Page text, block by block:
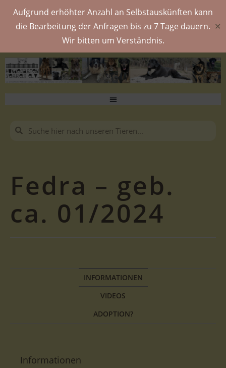
Aufgrund erhöhter Anzahl an Selbstauskünften kann
die Bearbeitung der Anfragen bis zu 7 Tage dauern.
Wir bitten um Verständnis.
✕
Fedra – geb.
ca. 01/2024
INFORMATIONEN
VIDEOS
ADOPTION?
Informationen